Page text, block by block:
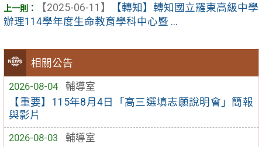
相關公告
2026-08-04
輔導室
【重要】115年8月4日「高三選填志願說明會」簡報
與影片
2026-08-03
輔導室
【2025-06-11】
【轉知】轉知國立羅東高級中學
辦理114學年度生命教育學科中心暨 ...